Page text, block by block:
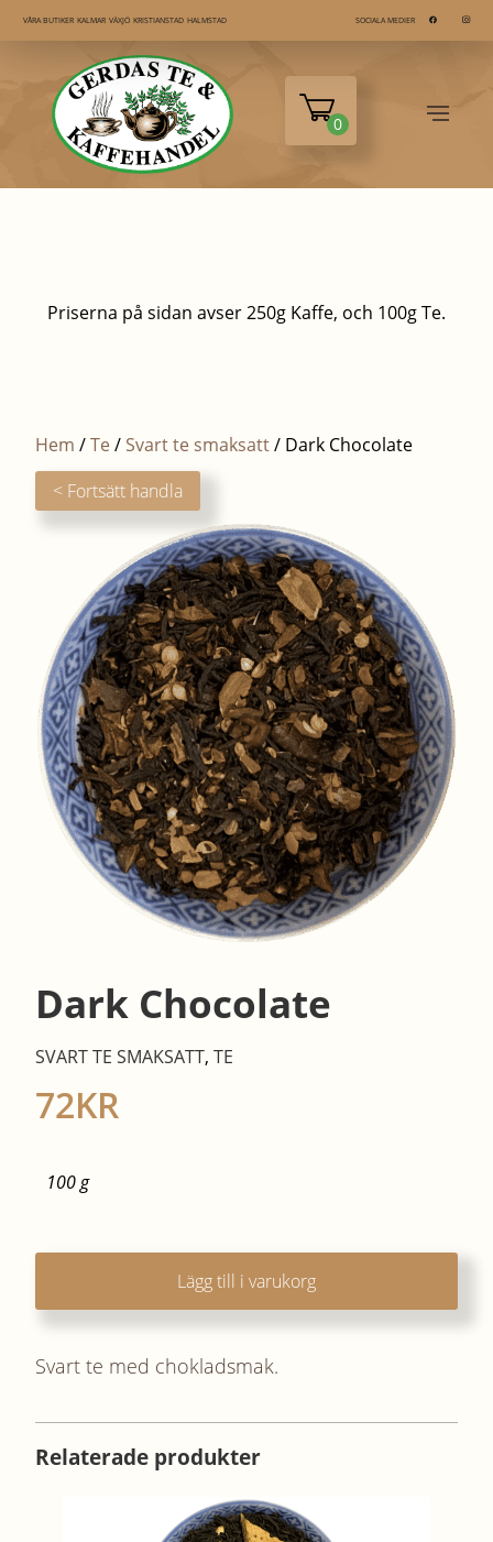
VÅRA BUTIKER KALMAR VÄXJÖ KRISTIANSTAD HALMSTAD SOCIALA MEDIER
0
Priserna på sidan avser 250g Kaffe, och 100g Te.
Hem /Te / Svart te smaksatt/ Dark Chocolate
< Fortsätt handla
Dark Chocolate
SVART TE SMAKSATT, TE
72KR
100 g
Lägg till i varukorg
Svart te med chokladsmak.
Relaterade produkter